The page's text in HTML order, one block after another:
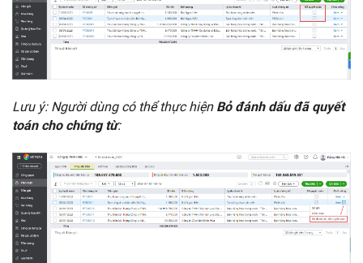
Lưu ý: Người dùng có thể thực hiện Bỏ đánh dấu đã quyết
toán cho chứng từ: